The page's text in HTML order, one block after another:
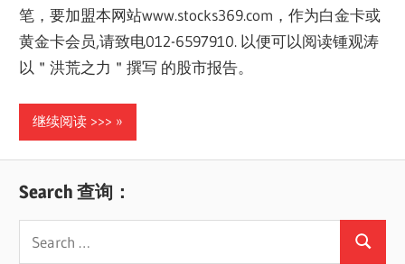
笔，要加盟本网站www.stocks369.com，作为白金卡或
黄金卡会员,请致电012-6597910. 以便可以阅读锺观涛
以＂洪荒之力＂撰写 的股市报告。
继续阅读 >>>
Search 查询：
Search